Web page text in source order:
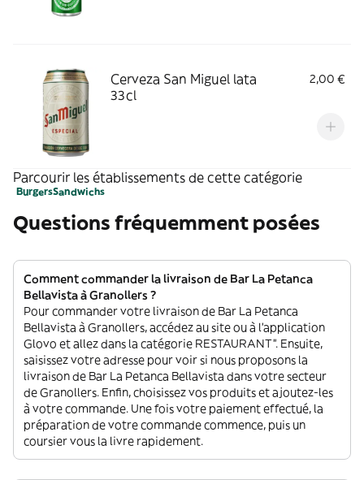
Cerveza San Miguel lata
33cl
2,00 €
Parcourir les établissements de cette catégorie
BurgersSandwichs
Questions fréquemment posées
Comment commander la livraison de Bar La Petanca
Bellavista à Granollers ?
Pour commander votre livraison de Bar La Petanca
Bellavista à Granollers, accédez au site ou à l'application
Glovo et allez dans la catégorie RESTAURANT”. Ensuite,
saisissez votre adresse pour voir si nous proposons la
livraison de Bar La Petanca Bellavista dans votre secteur
de Granollers. Enfin, choisissez vos produits et ajoutez-les
à votre commande. Une fois votre paiement effectué, la
préparation de votre commande commence, puis un
coursier vous la livre rapidement.